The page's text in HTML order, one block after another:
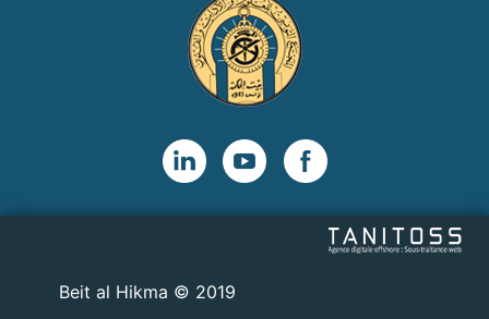
2019 © Beit al Hikma